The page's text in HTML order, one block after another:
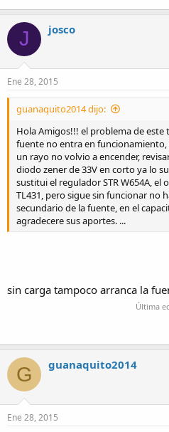
J josco
Ene 28, 2015
guanaquito2014 dijo:
Hola Amigos!!! el problema de
fuente no entra en funcionamiento,
un rayo no volvio a encender,
diodo zener de 33V en corto ya lo
sustitui el regulador STR W654A, el
TL431, pero sigue sin funcionar no
secundario de la fuente, en el
agradecere sus aportes. ...
sin carga tampoco arranca la
Última
G guanaquito2014
Ene 28, 2015